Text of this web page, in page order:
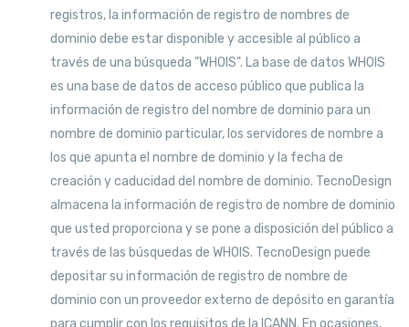
registros, la información de registro de nombres de
dominio debe estar disponible y accesible al público a
través de una búsqueda "WHOIS". La base de datos WHOIS
es una base de datos de acceso público que publica la
información de registro del nombre de dominio para un
nombre de dominio particular, los servidores de nombre a
los que apunta el nombre de dominio y la fecha de
creación y caducidad del nombre de dominio. TecnoDesign
almacena la información de registro de nombre de dominio
que usted proporciona y se pone a disposición del público a
través de las búsquedas de WHOIS. TecnoDesign puede
depositar su información de registro de nombre de
dominio con un proveedor externo de depósito en garantía
para cumplir con los requisitos de la ICANN. En ocasiones,